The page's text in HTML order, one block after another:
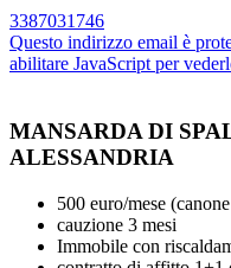
3387031746
Questo indirizzo email è
abilitare JavaScript per
MANSARDA DI
ALESSANDRIA
500 euro/mese
cauzione 3 mesi
Immobile con